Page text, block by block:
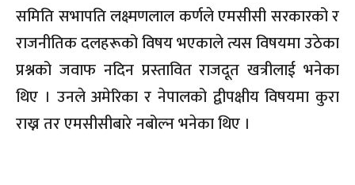
समिति सभापति लक्ष्मणलाल कर्णले एमसीसी सरकारको र
राजनीतिक दलहरूको विषय भएकाले त्यस विषयमा उठेका
प्रश्नको जवाफ नदिन प्रस्तावित राजदूत खत्रीलाई भनेका
थिए । उनले अमेरिका र नेपालको द्वीपक्षीय विषयमा कुरा
राख्न तर एमसीसीबारे नबोल्न भनेका थिए ।